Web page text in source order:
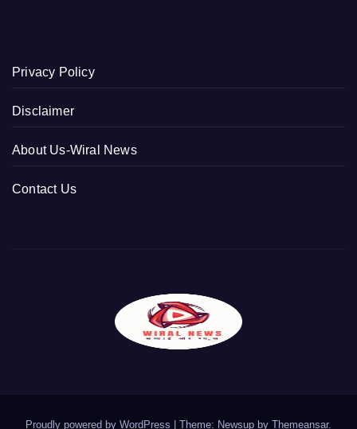
Privacy Policy
Disclaimer
About Us-Wiral News
Contact Us
Proudly powered by WordPress Theme: Newsup by Themeansar.